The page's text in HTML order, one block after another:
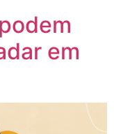
em